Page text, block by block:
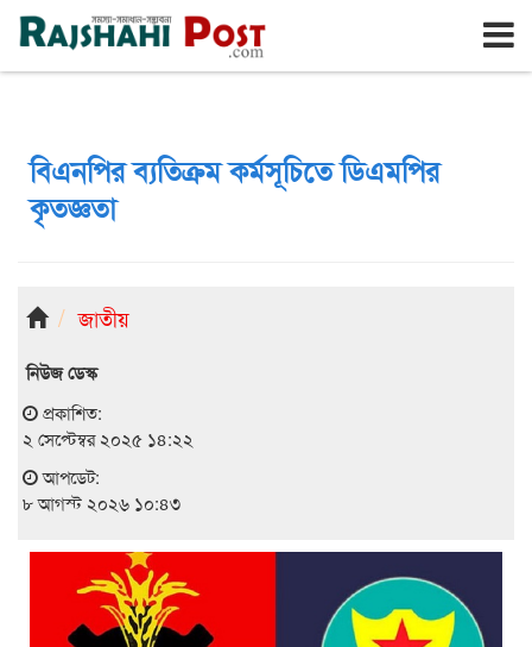
রাজশাহী শনিবার, ৮ই আগস্ট ২০২৬, ২৫শে শ্রাবণ ১৪৩৩
বিএনপির ব্যতিক্রম কর্মসূচিতে ডিএমপির
কৃতজ্ঞতা
জাতীয়
নিউজ ডেস্ক
প্রকাশিত:
২ সেপ্টেম্বর ২০২৫ ১৪:২২
আপডেট:
৮ আগস্ট ২০২৬ ১০:৪৩